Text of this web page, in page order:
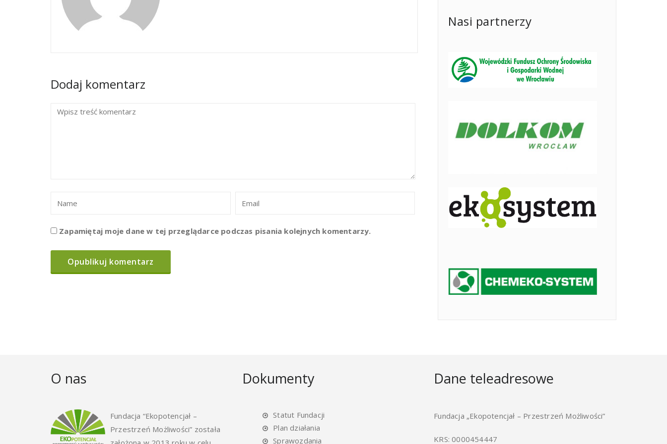
Dodaj komentarz
Zapamiętaj moje dane w tej przeglądarce podczas pisania kolejnych komentarzy.
Nasi partnerzy
O nas
Fundacja “Ekopotencjał –
Przestrzeń Możliwości” została
Dokumenty
Statut Fundacji
Plan działania
Sprawozdania
Dane teleadresowe
Fundacja „Ekopotencjał – Przestrzeń Możliwości”
KRS: 0000454447